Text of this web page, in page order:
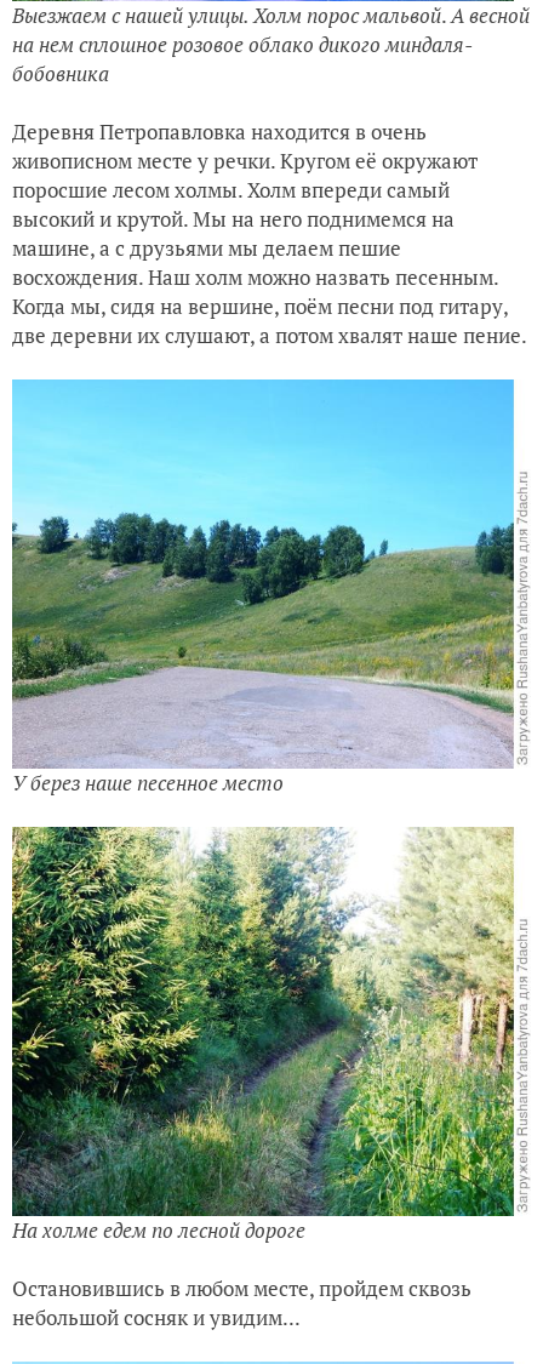
Выезжаем с нашей улицы.Холм порос мальвой.А весной
на нем сплошное розовое облако дикого миндаля-
бобовника
Деревня Петропавловка находится в очень
живописном месте у речки. Кругом её окружают
поросшие лесом холмы. Холм впереди самый
высокий и крутой. Мы на него поднимемся на
машине, а с друзьями мы делаем пешие
восхождения. Наш холм можно назвать песенным.
Когда мы, сидя на вершине, поём песни под гитару,
две деревни их слушают, а потом хвалят наше пение.
У берез наше песенное место
На холме едем по лесной дороге
Остановившись в любом месте, пройдем сквозь
небольшой сосняк и увидим...